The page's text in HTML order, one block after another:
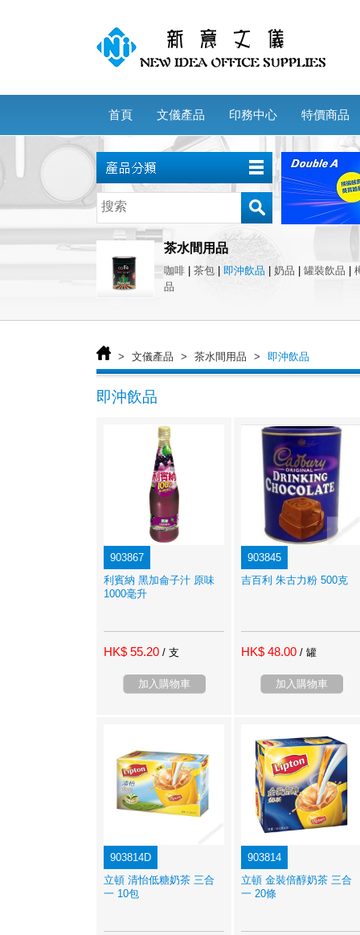
首頁 文儀產品 印務中心 特價商品
茶水間用品
咖啡 茶包 即沖飲品 奶品 罐裝飲品
品
> 文儀產品 > 茶水間用品 > 即沖飲品
即沖飲品
903867
利賓納 黑加侖子汁 原味
1000毫升
HK$ 55.20 / 支
加入購物車
903845
吉百利 朱古力粉 500克
HK$ 48.00 / 罐
加入購物車
903814D
立頓 清怡低糖奶茶 三合
一 10包
903814
立頓 金裝倍醇奶茶 三合
一 20條